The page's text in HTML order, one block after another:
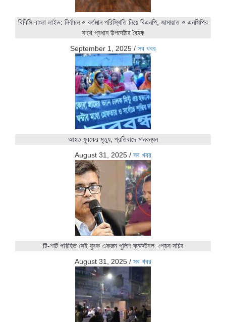
বিবিসি বাংলা লাইভ: নির্বাচন ও বর্তমান পরিস্থিতি নিয়ে বিএনপি, জামায়াত ও এনসিপির
সাথে প্রধান উপদেষ্টার বৈঠক
September 1, 2025 / সব খবর
আহত যুবকের মৃত্যু, প্রতিবাদে মানবন্ধন
August 31, 2025 / সব খবর
টি-শার্ট পরিহিত সেই যুবক একজন পুলিশ কনস্টেবল: প্রেস সচিব
August 31, 2025 / সব খবর